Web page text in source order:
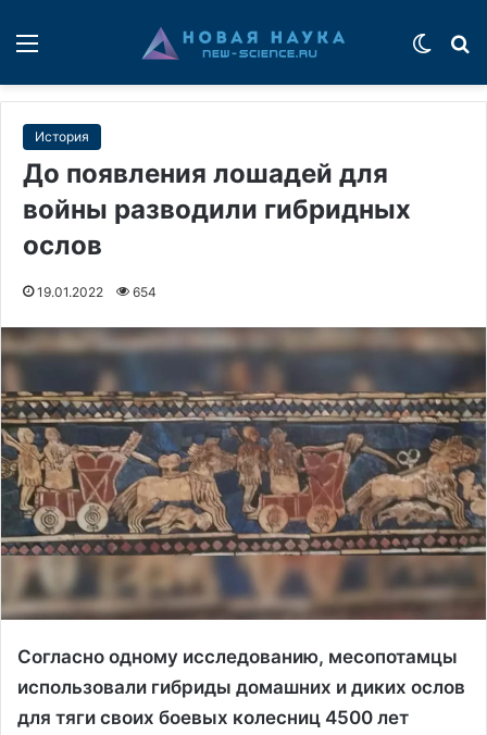
История
До появления лошадей для
войны разводили гибридных
ослов
19.01.2022 654
Согласно одному исследованию, месопотамцы
использовали гибриды домашних и диких ослов
для тяги своих боевых колесниц 4500 лет